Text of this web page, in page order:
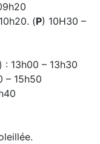
(P) 10H30 –
) : 13h00 – 13h30
– 15h50